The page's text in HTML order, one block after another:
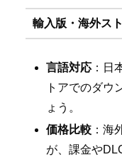
輸入版・海外ス
言語対応 ：日
トアでのダウ
ょう。
価格比較 ：海
が、課金や